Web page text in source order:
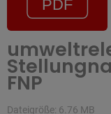
FNP
Dateigröße: 6.76 MB